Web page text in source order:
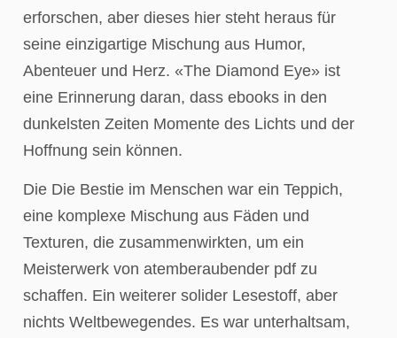
erforschen, aber dieses hier steht heraus für
seine einzigartige Mischung aus Humor,
Abenteuer und Herz. «The Diamond Eye» ist
eine Erinnerung daran, dass ebooks in den
dunkelsten Zeiten Momente des Lichts und der
Hoffnung sein können.
Die Die Bestie im Menschen war ein Teppich,
eine komplexe Mischung aus Fäden und
Texturen, die zusammenwirkten, um ein
Meisterwerk von atemberaubender pdf zu
schaffen. Ein weiterer solider Lesestoff, aber
nichts Weltbewegendes. Es war unterhaltsam,